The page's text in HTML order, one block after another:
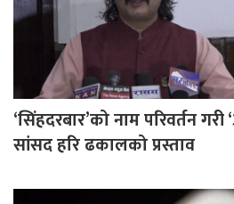
‘सिंहदरबार’को नाम परिवर्तन गरी
सांसद हरि ढकालको प्रस्ताव